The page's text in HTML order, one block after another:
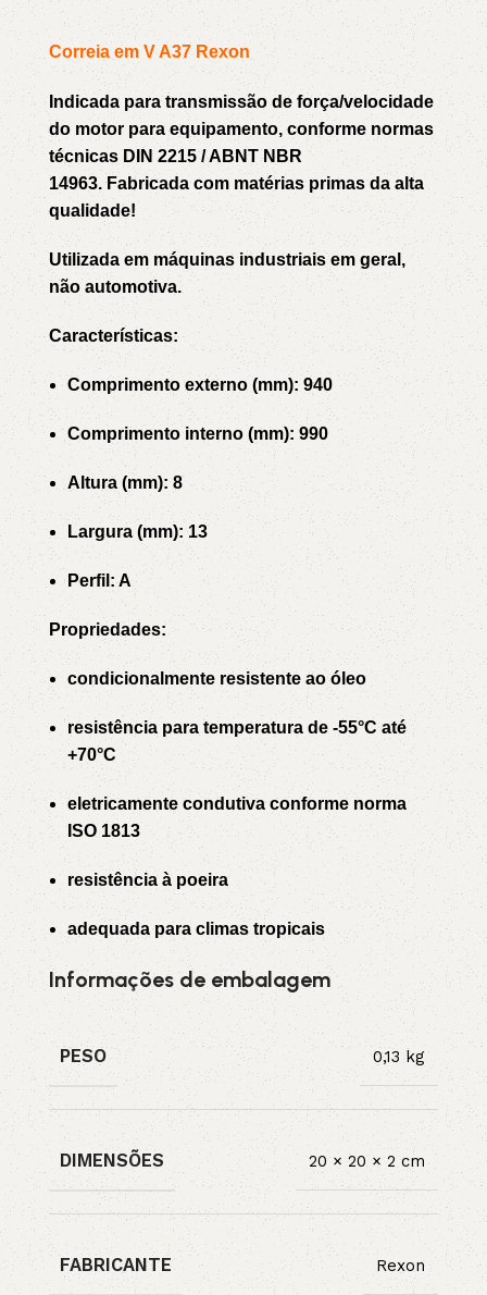
Correia em V A37 Rexon
Indicada para transmissão de força/velocidade
do motor para equipamento, conforme normas
técnicas DIN 2215 / ABNT NBR
14963. Fabricada com matérias primas da alta
qualidade!
Utilizada em máquinas industriais em geral,
não automotiva.
Características:
Comprimento externo (mm): 940
Comprimento interno (mm): 990
Altura (mm): 8
Largura (mm): 13
Perfil: A
Propriedades:
condicionalmente resistente ao óleo
resistência para temperatura de -55°C até
+70°C
eletricamente condutiva conforme norma
ISO 1813
resistência à poeira
adequada para climas tropicais
Informações de embalagem
PESO 0,13 kg
DIMENSÕES 20 × 20 × 2 cm
FABRICANTE Rexon